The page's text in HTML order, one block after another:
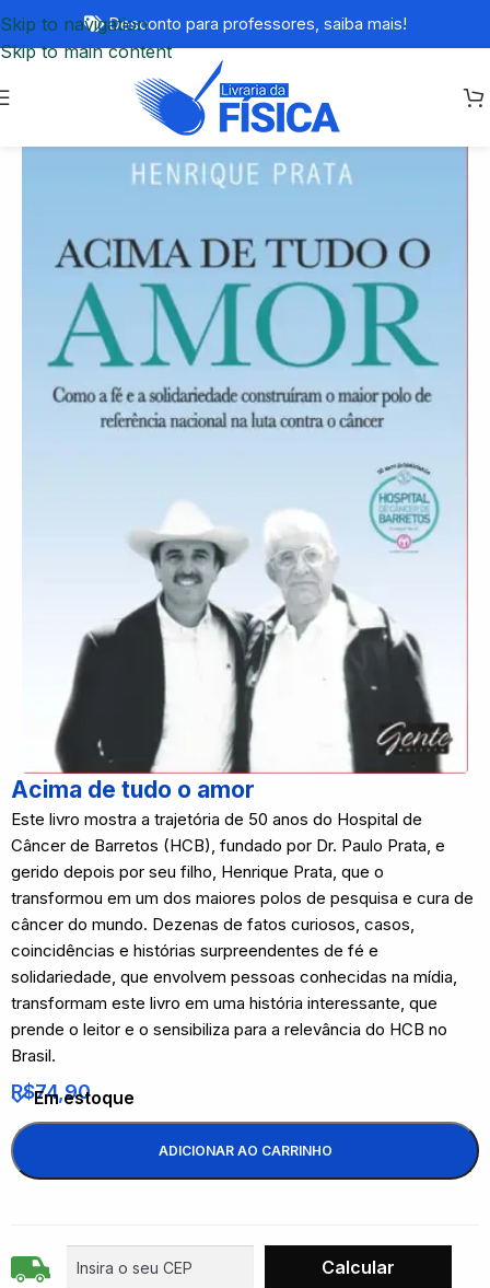
Skip to navigation
Skip to main content
Desconto para professores, saiba mais!
Acima de tudo o amor
Este livro mostra a trajetória de 50 anos do Hospital de
Câncer de Barretos (HCB), fundado por Dr. Paulo Prata, e
gerido depois por seu filho, Henrique Prata, que o
transformou em um dos maiores polos de pesquisa e cura de
câncer do mundo. Dezenas de fatos curiosos, casos,
coincidências e histórias surpreendentes de fé e
solidariedade, que envolvem pessoas conhecidas na mídia,
transformam este livro em uma história interessante, que
prende o leitor e o sensibiliza para a relevância do HCB no
Brasil.
R$74,90
Em estoque
ADICIONAR AO CARRINHO